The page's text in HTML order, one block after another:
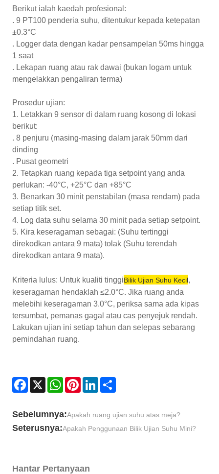
Berikut ialah kaedah profesional:
. 9 PT100 penderia suhu, ditentukur kepada ketepatan
±0.3°C
. Logger data dengan kadar pensampelan 50ms hingga
1 saat
. Lekapan ruang atau rak dawai (bukan logam untuk
mengelakkan pengaliran terma)
Prosedur ujian:
1. Letakkan 9 sensor di dalam ruang kosong di lokasi
berikut:
. 8 penjuru (masing-masing dalam jarak 50mm dari
dinding
. Pusat geometri
2. Tetapkan ruang kepada tiga setpoint yang anda
perlukan: -40°C, +25°C dan +85°C
3. Benarkan 30 minit penstabilan (masa rendam) pada
setiap titik set.
4. Log data suhu selama 30 minit pada setiap setpoint.
5. Kira keseragaman sebagai: (Suhu tertinggi
direkodkan antara 9 mata) tolak (Suhu terendah
direkodkan antara 9 mata).
Kriteria lulus: Untuk kualiti tinggiBilik Ujian Suhu Kecil,
keseragaman hendaklah ≤2.0°C. Jika ruang anda
melebihi keseragaman 3.0°C, periksa sama ada kipas
tersumbat, pemanas gagal atau cas penyejuk rendah.
Lakukan ujian ini setiap tahun dan selepas sebarang
pemindahan ruang.
Facebook
X WhatsAppPinterestLinkedIn
Sebelumnya:Apakah ruang ujian suhu atas meja?
Seterusnya:Apakah Penggunaan Bilik Ujian Suhu Mini?
Hantar Pertanyaan